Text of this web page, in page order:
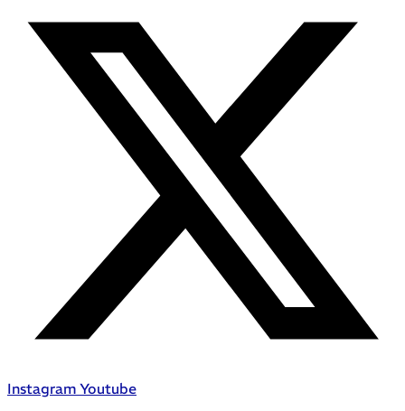
Instagram Youtube